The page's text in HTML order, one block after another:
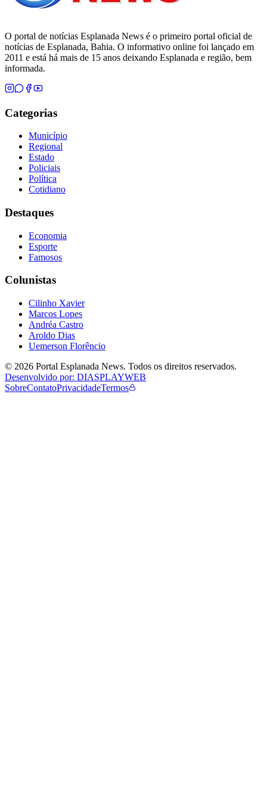
O portal de notícias Esplanada News é o primeiro portal oficial de
notícias de Esplanada, Bahia. O informativo online foi lançado em
2011 e está há mais de 15 anos deixando Esplanada e região, bem
informada.
Categorias
Município
Regional
Estado
Policiais
Política
Cotidiano
Destaques
Economia
Esporte
Famosos
Colunistas
Cilinho Xavier
Marcos Lopes
Andréa Castro
Aroldo Dias
Uemerson Florêncio
© 2026 Portal Esplanada News. Todos os direitos reservados.
Desenvolvido por: DIASPLAYWEB
SobreContatoPrivacidadeTermos